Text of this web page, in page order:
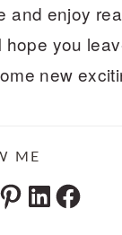
and enjoy
hope you
new
ME
Pinterest
LinkedInFacebook